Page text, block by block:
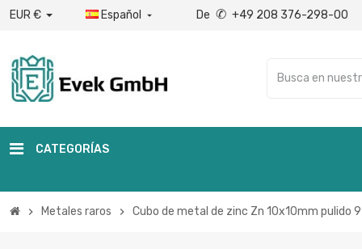
EUR € Español  De ✆ +49 208 376-298-00
CATEGORÍAS
chevron_right Metales raros chevron_right Cubo de metal de zinc Zn 10x10mm pulido